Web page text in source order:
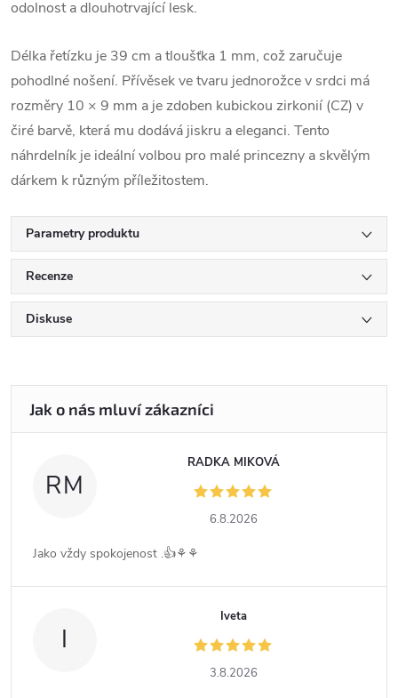
odolnost a dlouhotrvající lesk.
Délka řetízku je 39 cm a tloušťka 1 mm, což zaručuje
pohodlné nošení. Přívěsek ve tvaru jednorožce v srdci má
rozměry 10 × 9 mm a je zdoben kubickou zirkonií (CZ) v
čiré barvě, která mu dodává jiskru a eleganci. Tento
náhrdelník je ideální volbou pro malé princezny a skvělým
dárkem k různým příležitostem.
Parametry produktu
Recenze
Diskuse
RM
RADKA MIKOVÁ
6.8.2026
Jako vždy spokojenost .👍⚘️⚘️
I
Iveta
3.8.2026